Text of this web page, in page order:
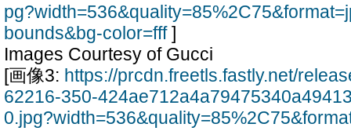
bounds&bg-color=fff]
Images Courtesy of Gucci
[画像3: https://prcdn.freetls.fastly.net/
62216-350-